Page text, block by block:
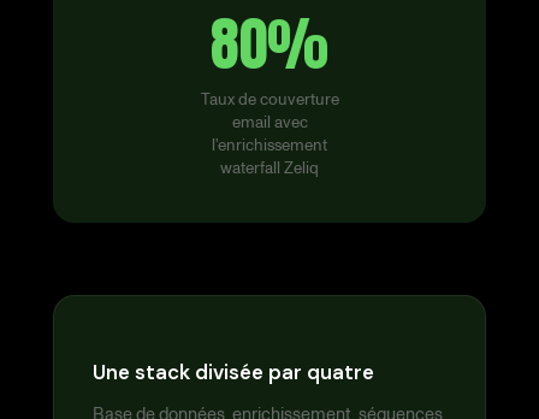
80%
Taux de couverture
email avec
l'enrichissement
waterfall Zeliq
Une stack divisée par quatre
Base de données, enrichissement, séquences